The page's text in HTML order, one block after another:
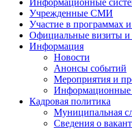
Информационные
Учрежденные СМИ
Участие в программах
Официальные визиты и
Информация
Новости
Анонсы событий
Мероприятия и
Информационные
Кадровая политика
Муниципальная
Сведения о